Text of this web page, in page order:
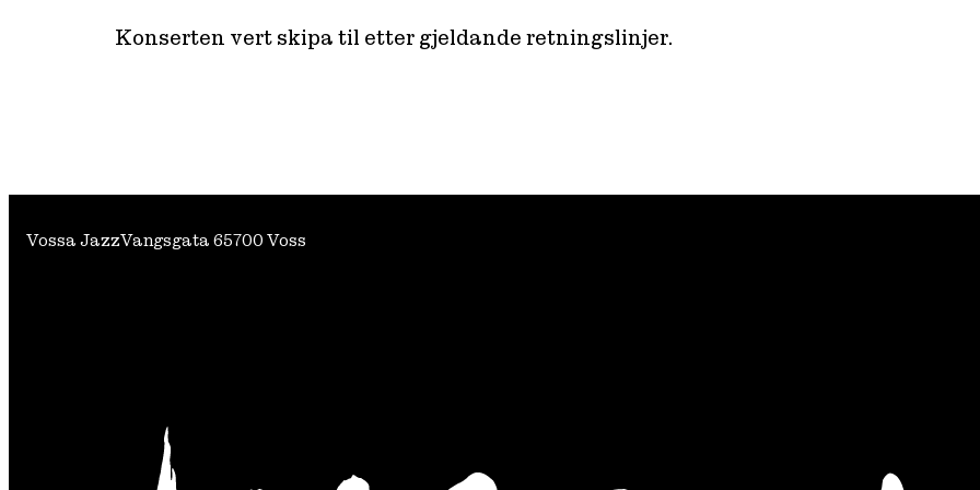
Konserten vert skipa til etter gjeldande retningslinjer.
Vossa JazzVangsgata 65700 Voss